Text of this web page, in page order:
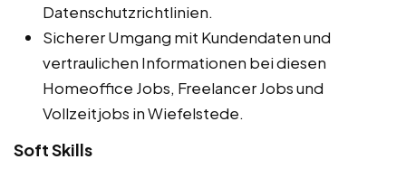
Datenschutzrichtlinien.
Sicherer Umgang mit Kundendaten und
vertraulichen Informationen bei diesen
Homeoffice Jobs, Freelancer Jobs und
Vollzeitjobs in Wiefelstede.
Soft Skills